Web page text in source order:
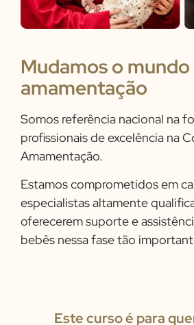
Mudamos o mundo
amamentação
Somos referência nacional na
profissionais de excelência na
Amamentação.
Estamos comprometidos em
especialistas altamente
oferecerem suporte e
bebês nessa fase tão
Este curso é para